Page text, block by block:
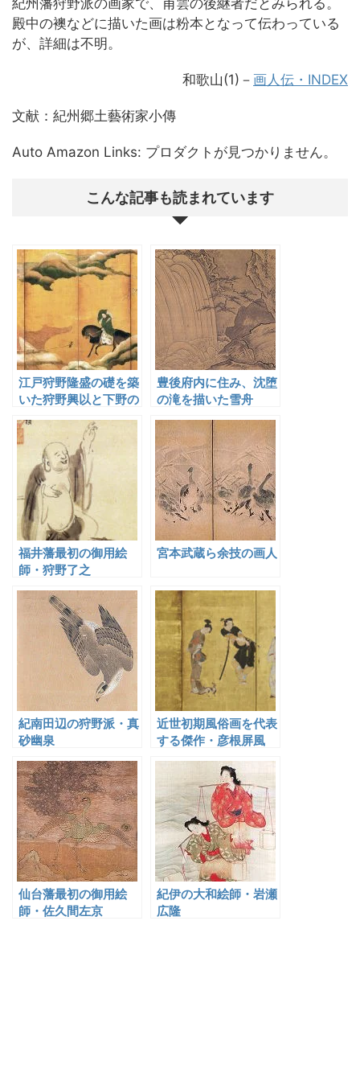
殿中の襖などに描いた画は粉本となって伝わっている
が、詳細は不明。
和歌山(1) － 画人伝・INDEX
文献：紀州郷土藝術家小傳
Auto Amazon Links: プロダクトが見つかりません。
こんな記事も読まれています
江戸狩野隆盛の礎を築
いた狩野興以と下野の
狩野派
豊後府内に住み、沈堕
の滝を描いた雪舟
福井藩最初の御用絵
師・狩野了之
宮本武蔵ら余技の画人
紀南田辺の狩野派・真
砂幽泉
近世初期風俗画を代表
する傑作・彦根屏風
仙台藩最初の御用絵
師・佐久間左京
紀伊の大和絵師・岩瀬
広隆